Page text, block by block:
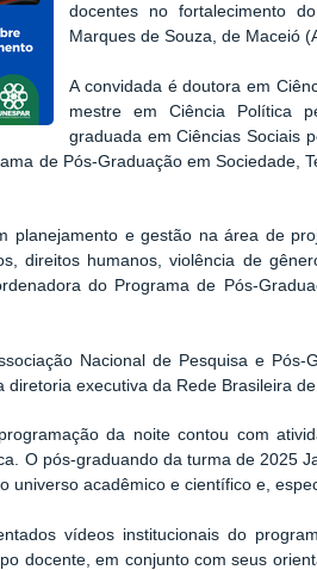
docentes no fortalecimento
Marques de Souza, de Maceió
A convidada é doutora em
mestre em Ciência Política
graduada em Ciências Sociais
de Pós-Graduação em Sociedade,
planejamento e gestão na área de
direitos humanos, violência de
do Programa de Pós-
Nacional de Pesquisa e
diretoria executiva da Rede Brasileira
da noite contou com
O pós-graduando da turma de 2025
universo acadêmico e científico e,
vídeos institucionais do
docente, em conjunto com seus